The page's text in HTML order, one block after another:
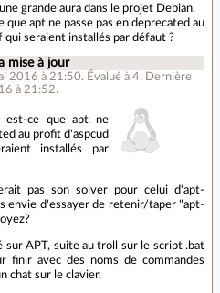
grande aura dans le projet Debian.
apt ne passe pas en deprecated au
seraient installés par défaut ?
mise à jour
2016 à 21:50.Évalué à 4.Dernière
à 21:52.
est-ce que apt ne
au profit d'aspcud
installés par
pas son solver pour celui d'apt-
envie d'essayer de retenir/taper "apt-
sur APT, suite au troll sur le script .bat
finir avec des noms de commandes
chat sur le clavier.